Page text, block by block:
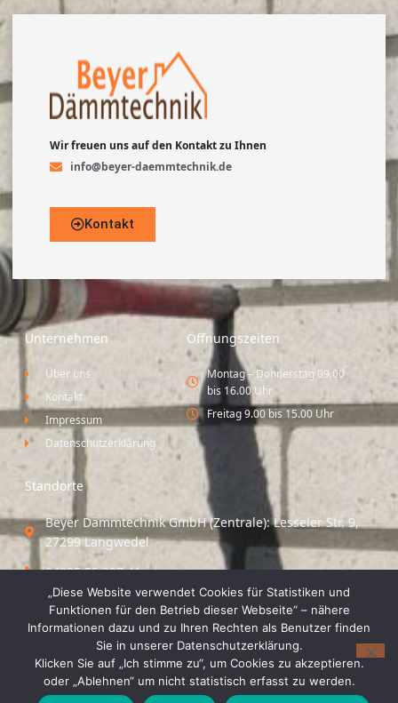
Wir freuen uns auf den Kontakt zu Ihnen
info@beyer-daemmtechnik.de
Kontakt
Unternehmen
Über uns
Kontakt
Impressum
Datenschutzerklärung
Öffnungszeiten
Montag – Donnerstag 09.00
bis 16.00 Uhr
Freitag 9.00 bis 15.00 Uhr
Standorte
Beyer Dämmtechnik GmbH (Zentrale): Lesseler Str. 9,
27299 Langwedel
04235 55 297 41
Standort Vechta / Minden: Osloer Straße 21 49377
Vechta
04441 8 89 93 40
„Diese Website verwendet Cookies für Statistiken und
Funktionen für den Betrieb dieser Webseite“ – nähere
Informationen dazu und zu Ihren Rechten als Benutzer finden
Sie in unserer Datenschutzerklärung.
Klicken Sie auf „Ich stimme zu“, um Cookies zu akzeptieren.
oder „Ablehnen“ um nicht statistisch erfasst zu werden.